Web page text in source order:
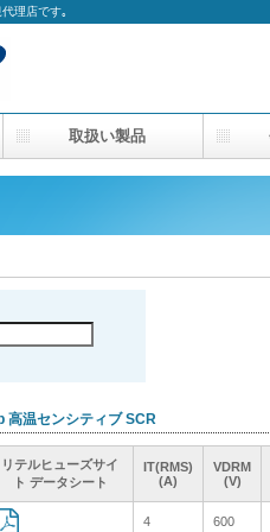
理店です｡
温センシティブ SCR
リテルヒューズサイ
ト データシート
IT(RMS)
(A)
VDRM
(V)
リテルヒューズサイ
ト データシート
IT(RMS)
(A)
VDRM
(V)
リテルヒューズサイ
ト データシート
IT(RMS)
(A)
VDRM
(V)
4 600
リテルヒューズサイ
ト データシート
IT(RMS)
(A)
VDRM
(V)
4 600
取扱い製品